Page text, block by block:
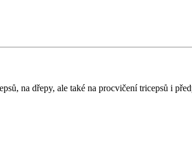
na dřepy, ale také na procvičení tricepsů i